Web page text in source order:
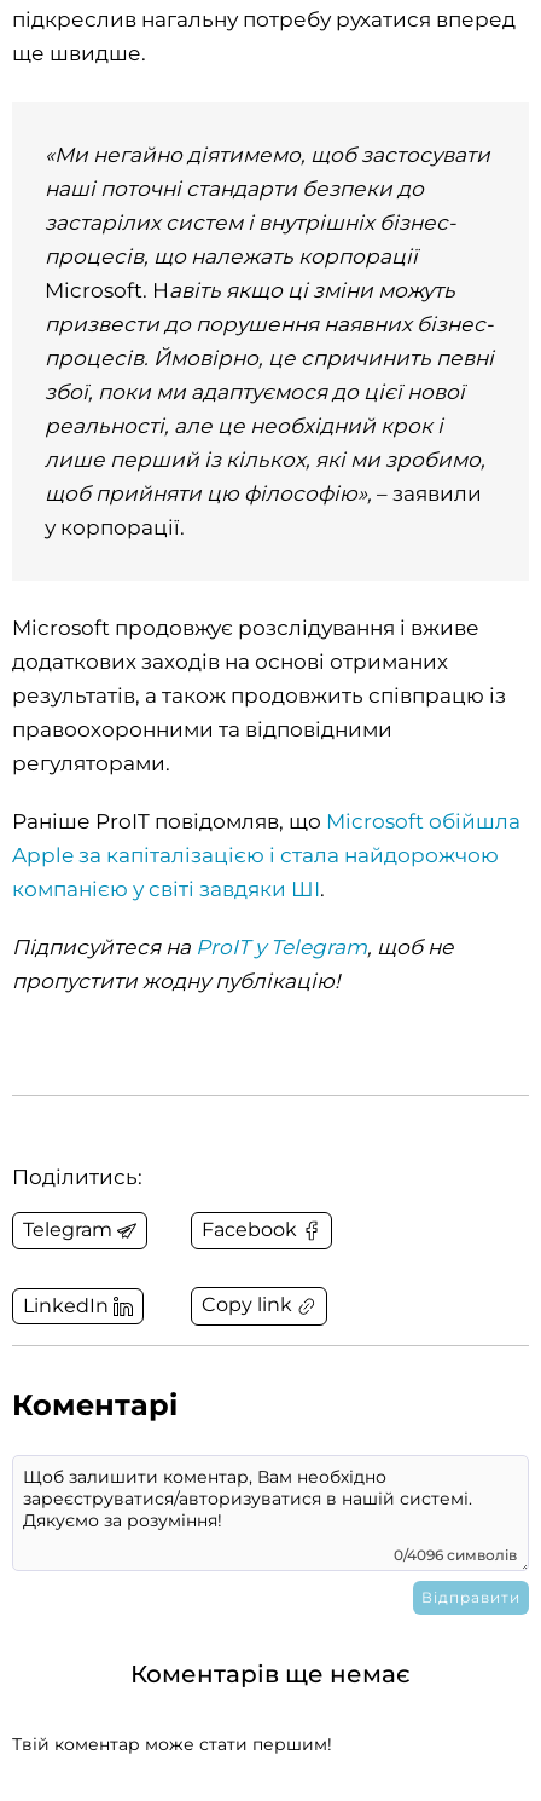
підкреслив нагальну потребу рухатися вперед
ще швидше.
«Ми негайно діятимемо, щоб застосувати
наші поточні стандарти безпеки до
застарілих систем і внутрішніх бізнес-
процесів, що належать корпорації
Microsoft. Навіть якщо ці зміни можуть
призвести до порушення наявних бізнес-
процесів. Ймовірно, це спричинить певні
збої, поки ми адаптуємося до цієї нової
реальності, але це необхідний крок і
лише перший із кількох, які ми зробимо,
щоб прийняти цю філософію»,– заявили
у корпорації.
Microsoft продовжує розслідування і вживе
додаткових заходів на основі отриманих
результатів, а також продовжить співпрацю із
правоохоронними та відповідними
регуляторами.
Раніше ProIT повідомляв, що Microsoft обійшла
Apple за капіталізацією і стала найдорожчою
компанією у світі завдяки ШІ.
Підписуйтеся на ProIT у Telegram, щоб не
пропустити жодну публікацію!
Поділитись:
Telegram Facebook
LinkedIn Copy link
Коментарі
0/4096 символів
Коментарів ще немає
Твій коментар може стати першим!